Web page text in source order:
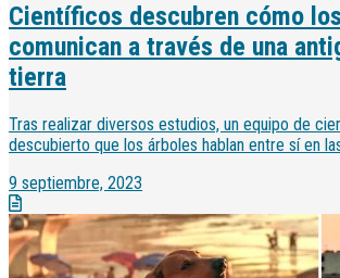
Científicos descubren cómo
comunican a través de una
tierra
Tras realizar diversos estudios, un equipo de
descubierto que los árboles hablan entre sí en
9 septiembre, 2023